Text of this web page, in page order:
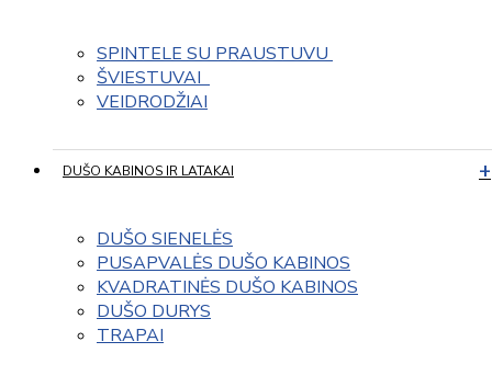
SPINTELE SU PRAUSTUVU
ŠVIESTUVAI
VEIDRODŽIAI
DUŠO KABINOS IR LATAKAI
DUŠO SIENELĖS
PUSAPVALĖS DUŠO KABINOS
KVADRATINĖS DUŠO KABINOS
DUŠO DURYS
TRAPAI